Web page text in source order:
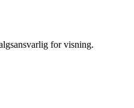
for visning.